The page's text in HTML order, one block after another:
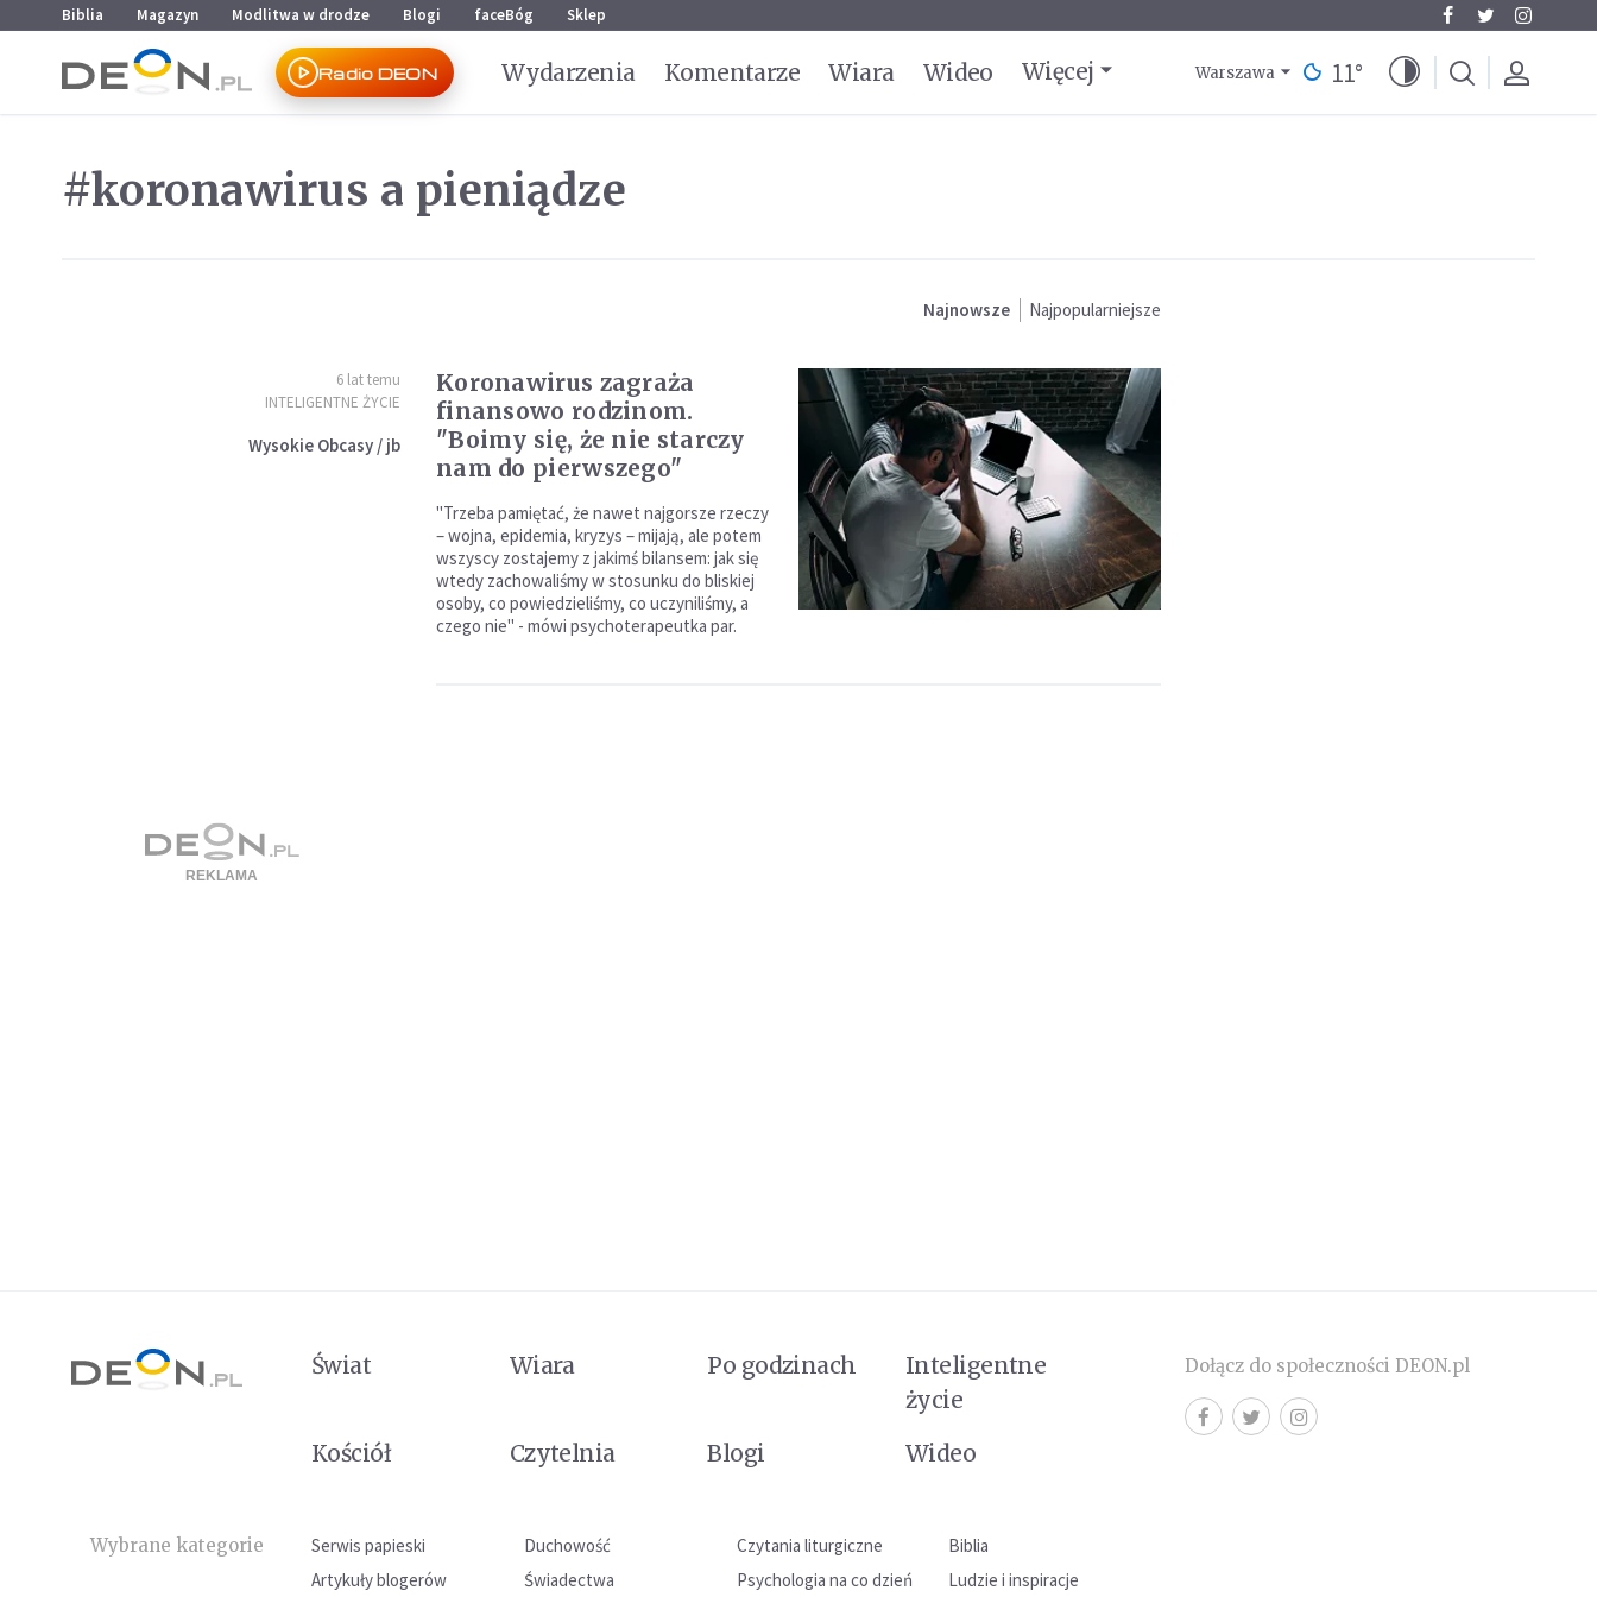
Przejdź do menu głównego
Przejdź do treści
Biblia Magazyn Modlitwa w drodze Blogi faceBóg Sklep
Radio DEON Wydarzenia Komentarze Wiara Wideo Więcej Warszawa 11°
#koronawirus a pieniądze
Najnowsze Najpopularniejsze
6 lat temu
INTELIGENTNE ŻYCIE
Wysokie Obcasy / jb
Koronawirus zagraża
finansowo rodzinom.
"Boimy się, że nie starczy
nam do pierwszego"
"Trzeba pamiętać, że nawet najgorsze rzeczy
– wojna, epidemia, kryzys – mijają, ale potem
wszyscy zostajemy z jakimś bilansem: jak się
wtedy zachowaliśmy w stosunku do bliskiej
osoby, co powiedzieliśmy, co uczyniliśmy, a
czego nie" - mówi psychoterapeutka par.
Świat Wiara Po godzinach
Inteligentne
życie
Kościół
Czytelnia Blogi Wideo
Wybrane kategorie Serwis papieski Duchowość Czytania liturgiczne
Biblia
Artykuły blogerów
Świadectwa Psychologia na co dzień Ludzie i inspiracje
Dołącz do społeczności DEON.pl